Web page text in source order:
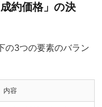
約価格」の決
の3つの要素のバラン
内容